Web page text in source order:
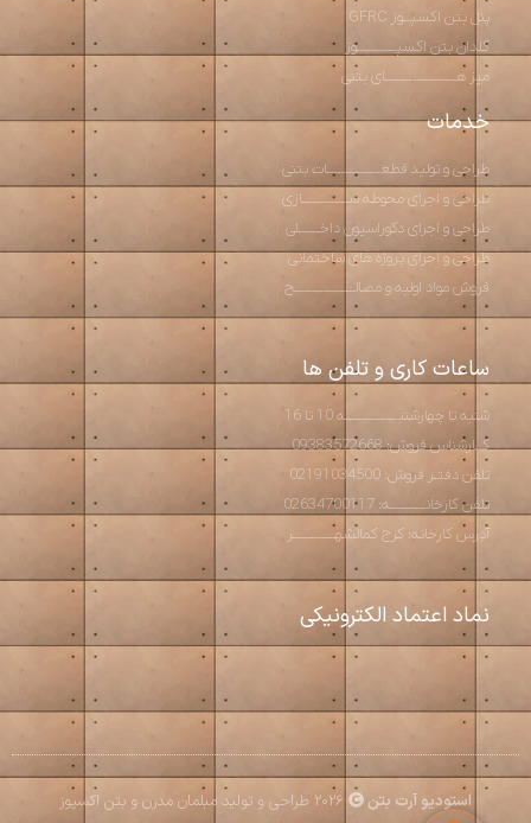
پنل بتن اکسپــوز GFRC
گلدان بتن اکسپـــــــــــوز
میز هــــــــــــــــــــای بتنی
خدمات
طراحی و تولید قطعـــــــــــــــات بتنی
طراحی و اجرای محوطه ســـــــــــــازی
طراحی و اجرای دکوراسیون داخــــــلی
طراحی و اجرای پروژه های ساختمانی
فروش مواد اولیه و مصالـــــــــــــــــح
ساعات کاری و تلفن ها
شنبه تا چهارشنبـــــــــــــــه 10 تا 16
کــارشناس فروش: 09383572668
تلفن دفتـر فروش: 02191034500
تلفن کارخانــــــــــه: 02634700117
آدرس کارخانه: کرج کمالشهــــــــــــر
نماد اعتماد الکترونیکی
استودیو آرت بتن